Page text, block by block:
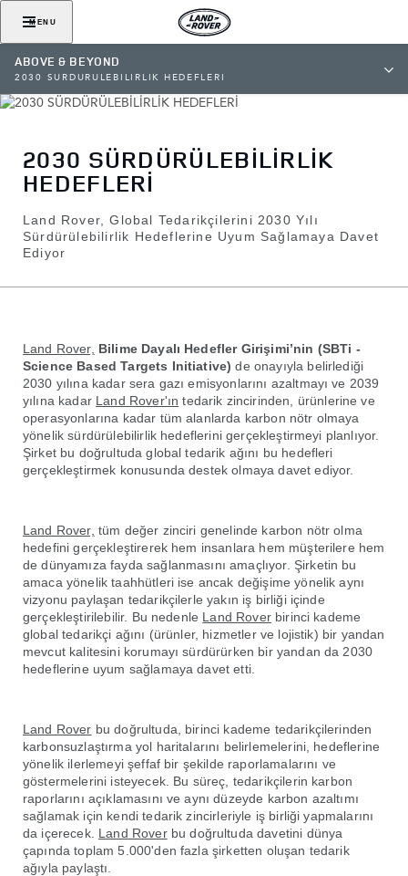
MENU
ABOVE & BEYOND
2030 SÜRDÜRÜLEBİLİRLİK HEDEFLERİ
2030 SÜRDÜRÜLEBİLİRLİK
HEDEFLERİ
Land Rover, Global Tedarikçilerini 2030 Yılı
Sürdürülebilirlik Hedeflerine Uyum Sağlamaya Davet
Ediyor
Land Rover, Bilime Dayalı Hedefler Girişimi’nin (SBTi -
Science Based Targets Initiative)de onayıyla belirlediği
2030 yılına kadar sera gazı emisyonlarını azaltmayı ve 2039
yılına kadar Land Rover'ın tedarik zincirinden, ürünlerine ve
operasyonlarına kadar tüm alanlarda karbon nötr olmaya
yönelik sürdürülebilirlik hedeflerini gerçekleştirmeyi planlıyor.
Şirket bu doğrultuda global tedarik ağını bu hedefleri
gerçekleştirmek konusunda destek olmaya davet ediyor.
Land Rover, tüm değer zinciri genelinde karbon nötr olma
hedefini gerçekleştirerek hem insanlara hem müşterilere hem
de dünyamıza fayda sağlanmasını amaçlıyor. Şirketin bu
amaca yönelik taahhütleri ise ancak değişime yönelik aynı
vizyonu paylaşan tedarikçilerle yakın iş birliği içinde
gerçekleştirilebilir. Bu nedenle Land Roverbirinci kademe
global tedarikçi ağını (ürünler, hizmetler ve lojistik) bir yandan
mevcut kalitesini korumayı sürdürürken bir yandan da 2030
hedeflerine uyum sağlamaya davet etti.
Land Rover bu doğrultuda, birinci kademe tedarikçilerinden
karbonsuzlaştırma yol haritalarını belirlemelerini, hedeflerine
yönelik ilerlemeyi şeffaf bir şekilde raporlamalarını ve
göstermelerini isteyecek. Bu süreç, tedarikçilerin karbon
raporlarını açıklamasını ve aynı düzeyde karbon azaltımı
sağlamak için kendi tedarik zincirleriyle iş birliği yapmalarını
da içerecek. Land Roverbu doğrultuda davetini dünya
çapında toplam 5.000'den fazla şirketten oluşan tedarik
ağıyla paylaştı.